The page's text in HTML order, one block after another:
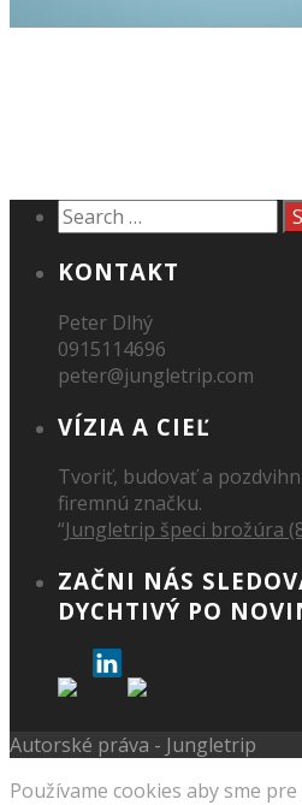
KONTAKT
Peter Dlhý
0915114696
peter@jungletrip.com
VÍZIA A CIEĽ
Tvoriť, budovať a
firemnú značku.
“Jungletrip špeci brožúra
ZAČNI NÁS
DYCHTIVÝ PO
Autorské práva - Jungletrip
Používame cookies aby sme